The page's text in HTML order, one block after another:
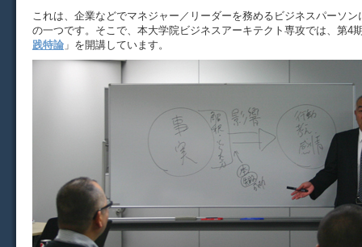
これは、企業などでマネジャー／リーダーを務めるビジネスパーソ
の一つです。そこで、本大学院ビジネスアーキテクト専攻では、第4
践特論 」を開講しています。